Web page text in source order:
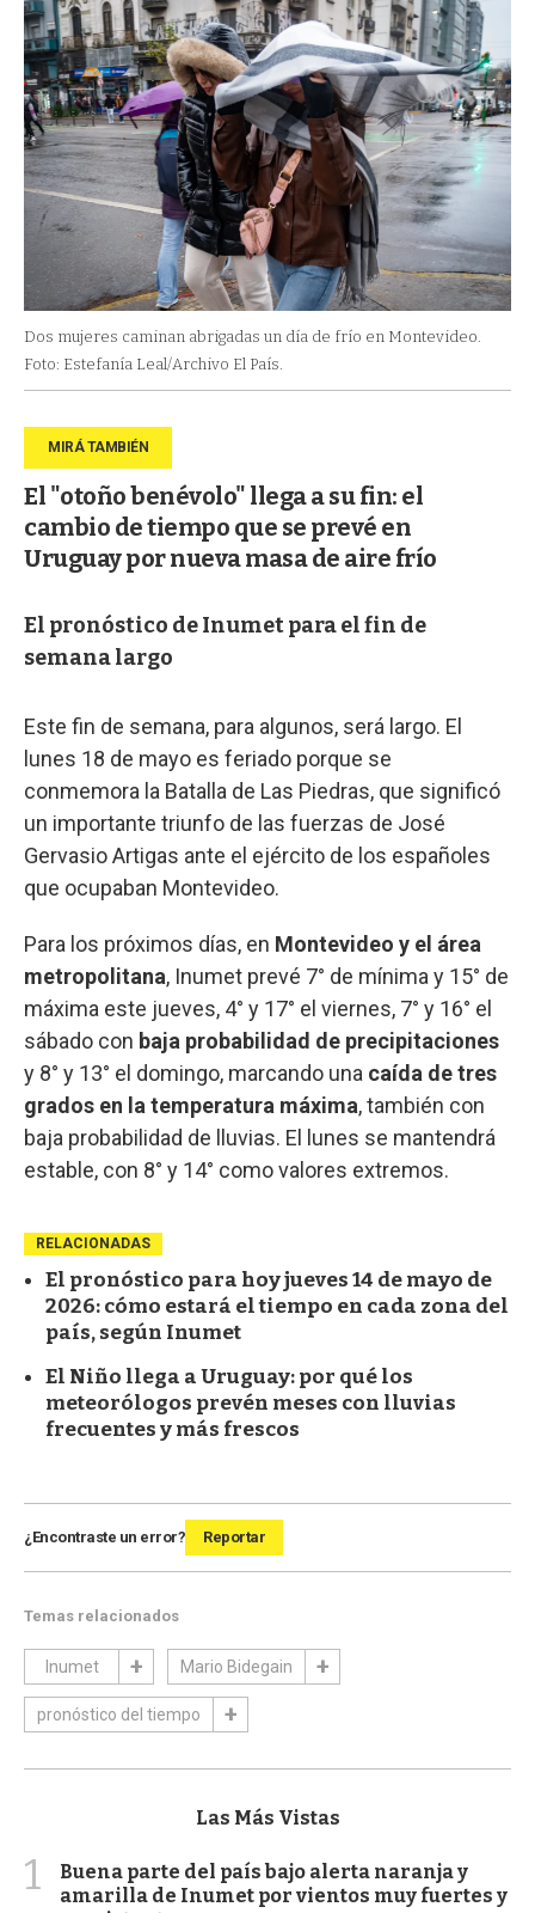
Dos mujeres caminan abrigadas un día de frío en Montevideo.
Foto: Estefanía Leal/Archivo El País.
El "otoño benévolo" llega a su fin: el
cambio de tiempo que se prevé en
Uruguay por nueva masa de aire frío
El pronóstico de Inumet para el fin de
semana largo
Este fin de semana, para algunos, será largo. El
lunes 18 de mayo es feriado porque se
conmemora la Batalla de Las Piedras, que significó
un importante triunfo de las fuerzas de José
Gervasio Artigas ante el ejército de los españoles
que ocupaban Montevideo.
Para los próximos días, en Montevideo y el área
metropolitana, Inumet prevé 7° de mínima y 15° de
máxima este jueves, 4° y 17° el viernes, 7° y 16° el
sábado con baja probabilidad de precipitaciones
y 8° y 13° el domingo, marcando una caída de tres
grados en la temperatura máxima, también con
baja probabilidad de lluvias. El lunes se mantendrá
estable, con 8° y 14° como valores extremos.
RELACIONADAS
El pronóstico para hoy jueves 14 de mayo de
2026: cómo estará el tiempo en cada zona del
país, según Inumet
El Niño llega a Uruguay: por qué los
meteorólogos prevén meses con lluvias
frecuentes y más frescos
¿Encontraste un error? Reportar
Temas relacionados
Inumet Mario Bidegain
pronóstico del tiempo
Las Más Vistas
1
Buena parte del país bajo alerta naranja y
amarilla de Inumet por vientos muy fuertes y